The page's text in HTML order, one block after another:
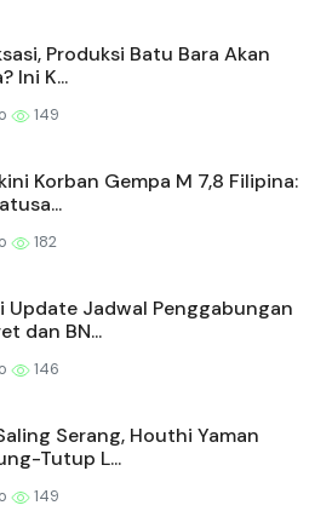
Produksi Batu Bara Akan
Ini K...
149
Korban Gempa M 7,8 Filipina:
182
Update Jadwal Penggabungan
dan BN...
146
Serang, Houthi Yaman
Tutup L...
149